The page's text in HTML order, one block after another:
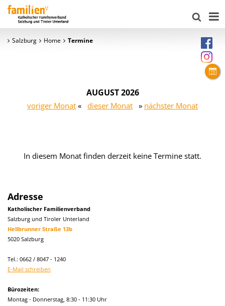
Salzburg Home Termine
AUGUST 2026
voriger Monat « dieser Monat » nächster Monat
In diesem Monat finden derzeit keine Termine statt.
Adresse
Katholischer Familienverband
Salzburg und Tiroler Unterland
Hellbrunner Straße 13b
5020 Salzburg
Tel.: 0662 / 8047 - 1240
E-Mail schreiben
Bürozeiten:
Montag - Donnerstag, 8:30 - 11:30 Uhr